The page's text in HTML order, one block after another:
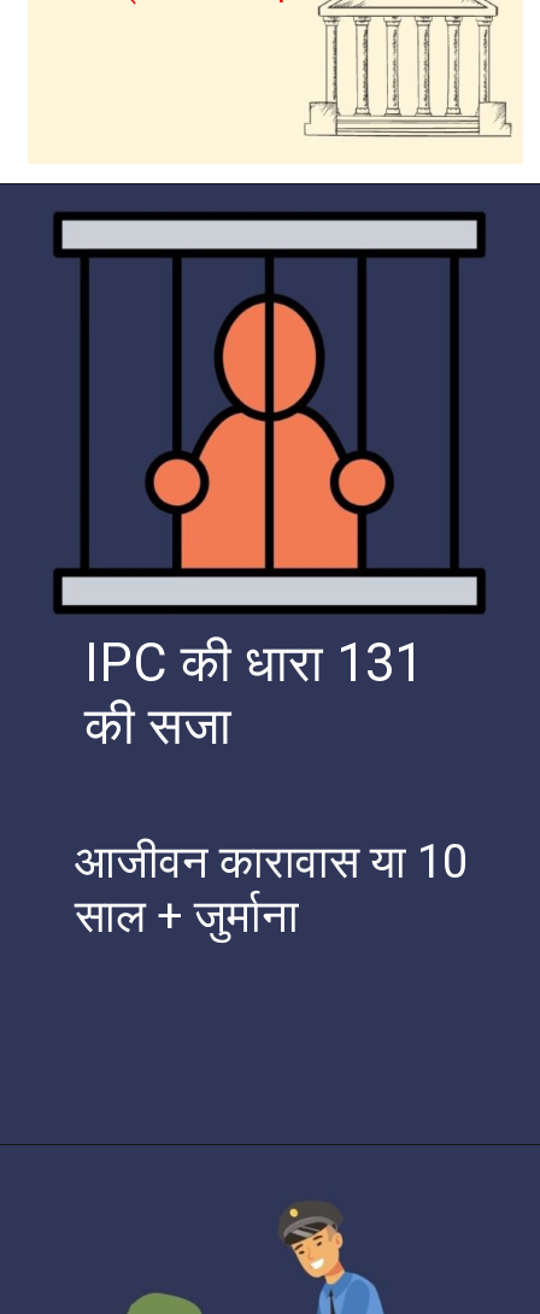
आजीवन कारावास या 10
साल + जुर्माना
IPC की धारा 131
की सजा